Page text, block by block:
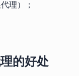
理）；
的好处